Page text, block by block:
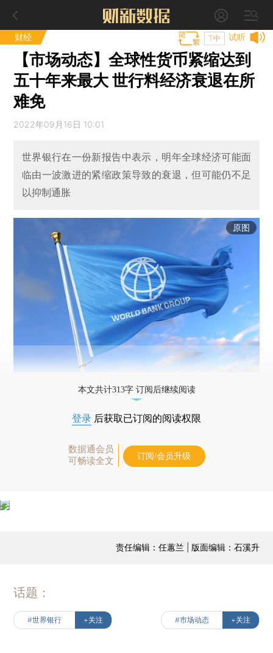
财经 试听
T中
【市场动态】全球性货币紧缩达到
五十年来最大 世行料经济衰退在所
难免
2022年09月16日 10:01
世界银行在一份新报告中表示，明年全球经济可能面
临由一波激进的紧缩政策导致的衰退，但可能仍不足
以抑制通胀
原图
本文共计313字 订阅后继续阅读
登录 后获取已订阅的阅读权限
数据通会员
可畅读全文
订阅/会员升级
责任编辑：任蕙兰 | 版面编辑：石溪升
话题：
#世界银行 +关注 #市场动态 +关注